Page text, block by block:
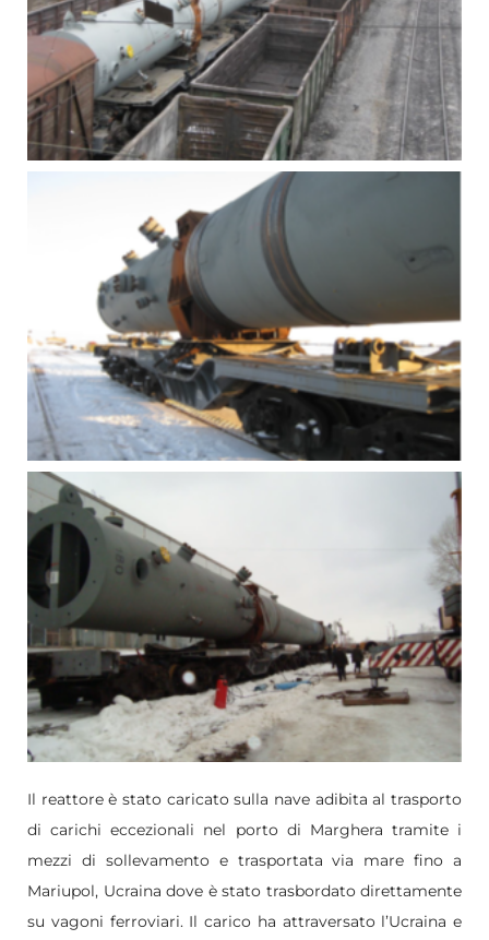
Il reattore è stato caricato sulla nave adibita al trasporto
di carichi eccezionali nel porto di Marghera tramite i
mezzi di sollevamento e trasportata via mare fino a
Mariupol, Ucraina dove è stato trasbordato direttamente
su vagoni ferroviari. Il carico ha attraversato l’Ucraina e